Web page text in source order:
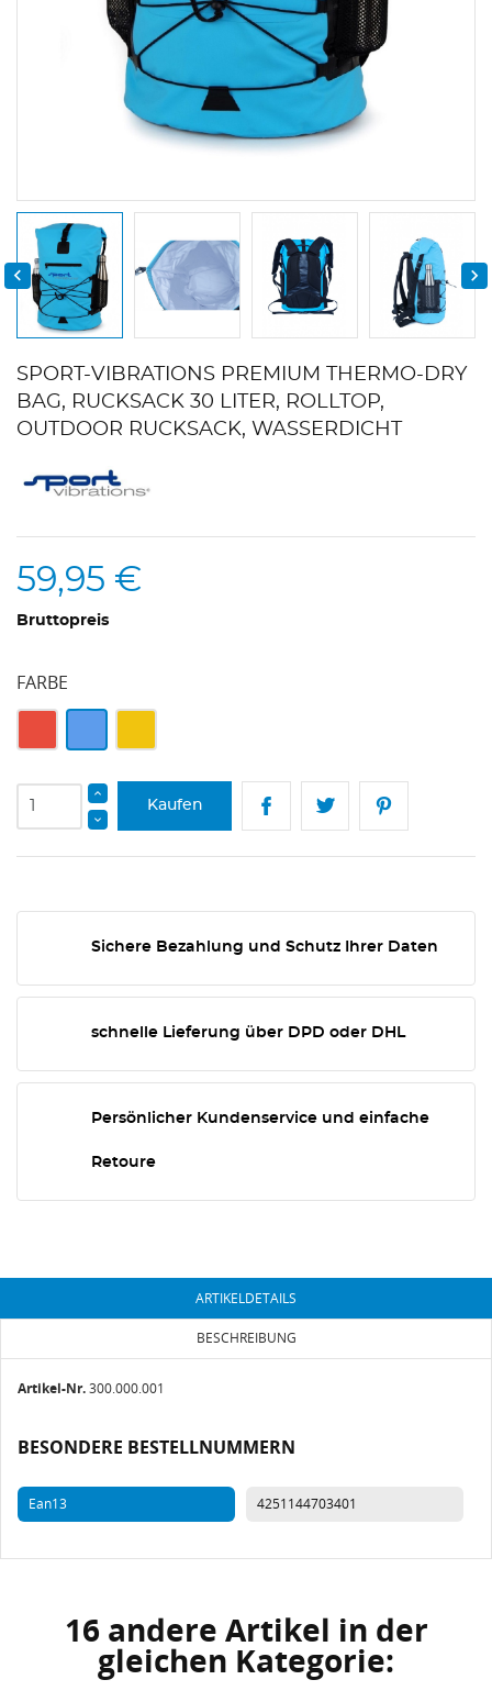
 
SPORT-VIBRATIONS PREMIUM THERMO-DRY
BAG, RUCKSACK 30 LITER, ROLLTOP,
OUTDOOR RUCKSACK, WASSERDICHT
59,95 €
Bruttopreis
FARBE
Kaufen
Sichere Bezahlung und Schutz Ihrer Daten
schnelle Lieferung über DPD oder DHL
Persönlicher Kundenservice und einfache
Retoure
ARTIKELDETAILS
BESCHREIBUNG
Artikel-Nr.300.000.001
BESONDERE BESTELLNUMMERN
Ean13 4251144703401
16 andere Artikel in der
gleichen Kategorie: